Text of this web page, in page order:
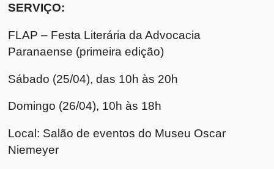
SERVIÇO:
FLAP – Festa Literária da Advocacia
Paranaense (primeira edição)
Sábado (25/04), das 10h às 20h
Domingo (26/04), 10h às 18h
Local: Salão de eventos do Museu Oscar
Niemeyer